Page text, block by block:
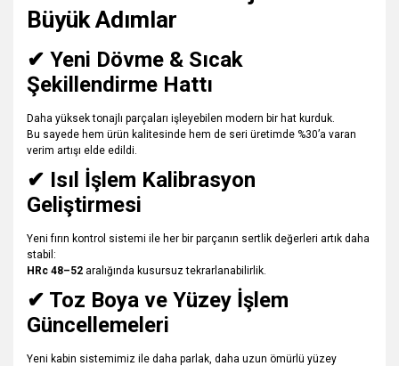
Büyük Adımlar
✔ Yeni Dövme & Sıcak
Şekillendirme Hattı
Daha yüksek tonajlı parçaları işleyebilen modern bir hat kurduk.
Bu sayede hem ürün kalitesinde hem de seri üretimde %30’a varan
verim artışı elde edildi.
✔ Isıl İşlem Kalibrasyon
Geliştirmesi
Yeni fırın kontrol sistemi ile her bir parçanın sertlik değerleri artık daha
stabil:
HRc 48–52 aralığında kusursuz tekrarlanabilirlik.
✔ Toz Boya ve Yüzey İşlem
Güncellemeleri
Yeni kabin sistemimiz ile daha parlak, daha uzun ömürlü yüzey